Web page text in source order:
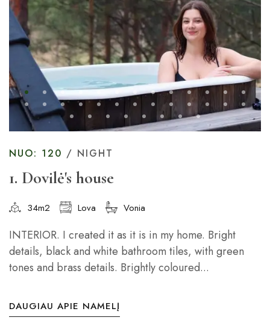
NUO: 120 / NIGHT
1. Dovilė's house
34m2 Lova Vonia
INTERIOR. I created it as it is in my home. Bright
details, black and white bathroom tiles, with green
tones and brass details. Brightly coloured...
DAUGIAU APIE NAMELĮ